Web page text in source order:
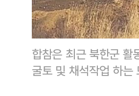
합참은 최근 북한군
굴토 및 채석작업 하